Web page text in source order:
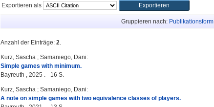
Exportieren als
Gruppieren nach: Publikationsform
Anzahl der Einträge: 2.
Kurz, Sascha ; Samaniego, Dani:
Simple games with minimum.
Bayreuth , 2025 . - 16 S.
Kurz, Sascha ; Samaniego, Dani:
A note on simple games with two equivalence classes of players.